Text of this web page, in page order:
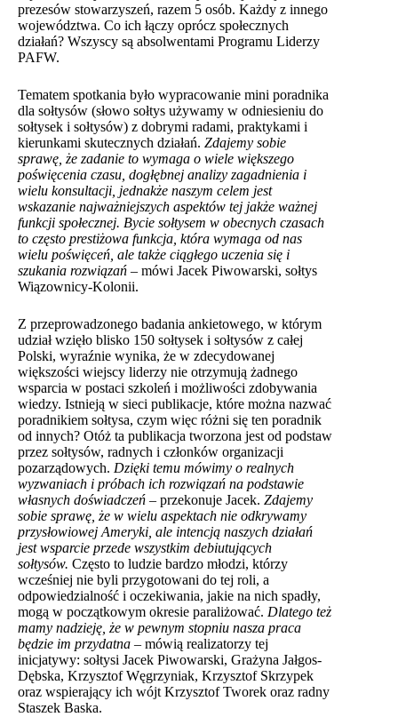
prezesów stowarzyszeń, razem 5 osób. Każdy z innego
województwa. Co ich łączy oprócz społecznych
działań? Wszyscy są absolwentami Programu Liderzy
PAFW.
Tematem spotkania było wypracowanie mini poradnika
dla sołtysów (słowo sołtys używamy w odniesieniu do
sołtysek i sołtysów) z dobrymi radami, praktykami i
kierunkami skutecznych działań. Zdajemy sobie
sprawę, że zadanie to wymaga o wiele większego
poświęcenia czasu, dogłębnej analizy zagadnienia i
wielu konsultacji, jednakże naszym celem jest
wskazanie najważniejszych aspektów tej jakże ważnej
funkcji społecznej. Bycie sołtysem w obecnych czasach
to często prestiżowa funkcja, która wymaga od nas
wielu poświęceń, ale także ciągłego uczenia się i
szukania rozwiązań – mówi Jacek Piwowarski, sołtys
Wiązownicy-Kolonii.
Z przeprowadzonego badania ankietowego, w którym
udział wzięło blisko 150 sołtysek i sołtysów z całej
Polski, wyraźnie wynika, że w zdecydowanej
większości wiejscy liderzy nie otrzymują żadnego
wsparcia w postaci szkoleń i możliwości zdobywania
wiedzy. Istnieją w sieci publikacje, które można nazwać
poradnikiem sołtysa, czym więc różni się ten poradnik
od innych? Otóż ta publikacja tworzona jest od podstaw
przez sołtysów, radnych i członków organizacji
pozarządowych. Dzięki temu mówimy o realnych
wyzwaniach i próbach ich rozwiązań na podstawie
własnych doświadczeń – przekonuje Jacek. Zdajemy
sobie sprawę, że w wielu aspektach nie odkrywamy
przysłowiowej Ameryki, ale intencją naszych działań
jest wsparcie przede wszystkim debiutujących
sołtysów. Często to ludzie bardzo młodzi, którzy
wcześniej nie byli przygotowani do tej roli, a
odpowiedzialność i oczekiwania, jakie na nich spadły,
mogą w początkowym okresie paraliżować. Dlatego też
mamy nadzieję, że w pewnym stopniu nasza praca
będzie im przydatna – mówią realizatorzy tej
inicjatywy: sołtysi Jacek Piwowarski, Grażyna Jałgos-
Dębska, Krzysztof Węgrzyniak, Krzysztof Skrzypek
oraz wspierający ich wójt Krzysztof Tworek oraz radny
Staszek Baska.